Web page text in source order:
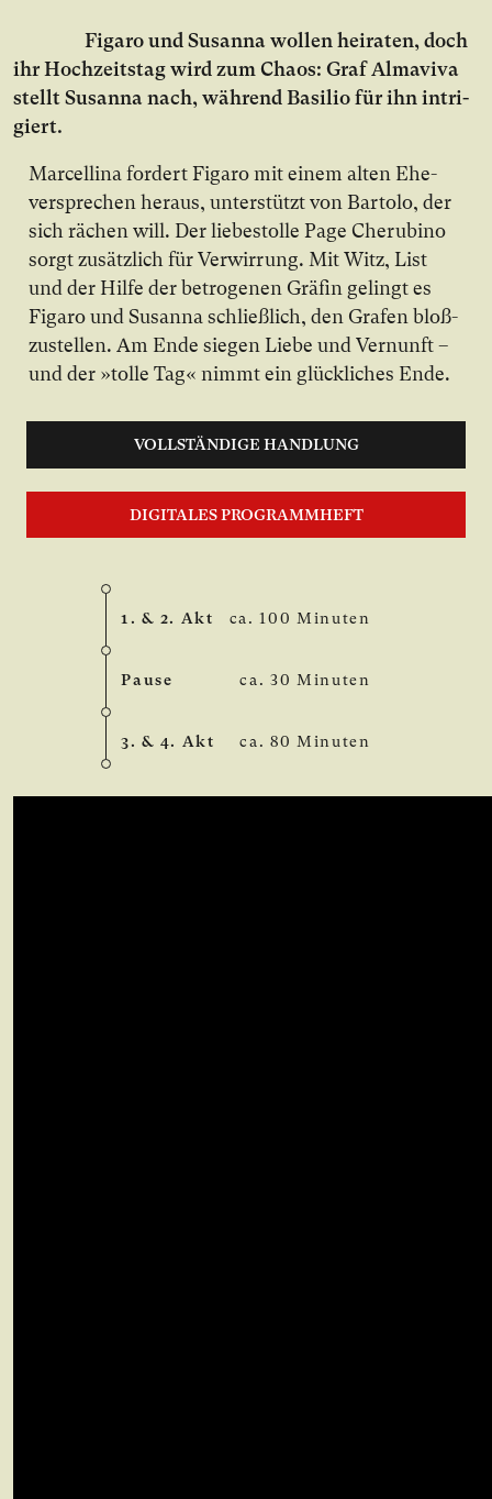
Figaro und Susanna wol­len hei­ra­ten, doch
ihr Hoch­zeits­tag wird zum Cha­os: Graf Almaviva
stellt Susanna nach, wäh­rend Basilio für ihn in­tri­
giert.
Marcellina for­dert Figaro mit ei­nem al­ten Ehe­
ver­spre­chen her­aus, un­ter­stützt von Bartolo, der
sich rä­chen will. Der lie­bes­tol­le Page Cherubino
sorgt zu­sätz­lich für Ver­wir­rung. Mit Witz, List
und der Hil­fe der be­tro­ge­nen Grä­fin ge­lingt es
Figaro und Susanna schließ­lich, den Gra­fen bloß­
zu­stel­len. Am En­de sie­gen Lie­be und Ver­nunft –
und der »tol­le Tag« nimmt ein glück­li­ches En­de.
VOLLSTÄNDIGE HANDLUNG
DIGITALES PROGRAMMHEFT
1. & 2. Akt ca. 100 Minuten
Pause ca. 30 Minuten
3. & 4. Akt ca. 80 Minuten